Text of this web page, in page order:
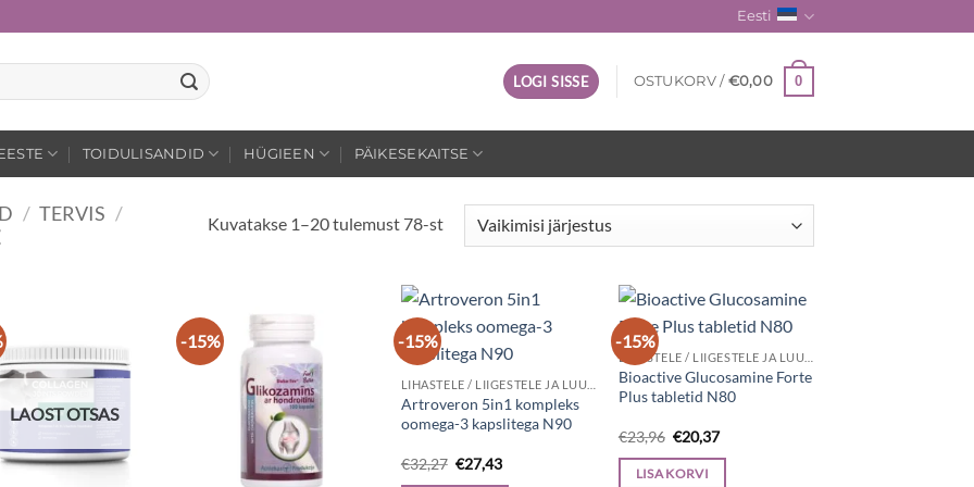
Eesti
LOGI SISSE OSTUKORV / €0,00 0
TOIDULISANDID HÜGIEEN PÄIKESEKAITSE
/ TERVIS /
Kuvatakse 1–20 tulemust 78-st
LAOST OTSAS
-15% -15%
Artroveron 5in1 kompleks
oomega-3 kapslitega N90
€32,27 Algne
hind
€27,43Current
-15%
Bioactive Glucosamine Forte
Plus tabletid N80
€23,96 Algne
hind
oli:
€23,96.
€20,37Current
is:
LISA KORVI